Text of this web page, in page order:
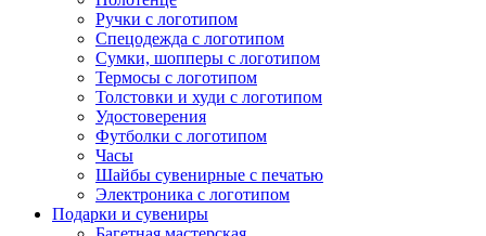
Ручки с логотипом
Спецодежда с логотипом
Сумки, шопперы с логотипом
Термосы с логотипом
Толстовки и худи с логотипом
Удостоверения
Футболки с логотипом
Часы
Шайбы сувенирные с печатью
Электроника с логотипом
Подарки и сувениры